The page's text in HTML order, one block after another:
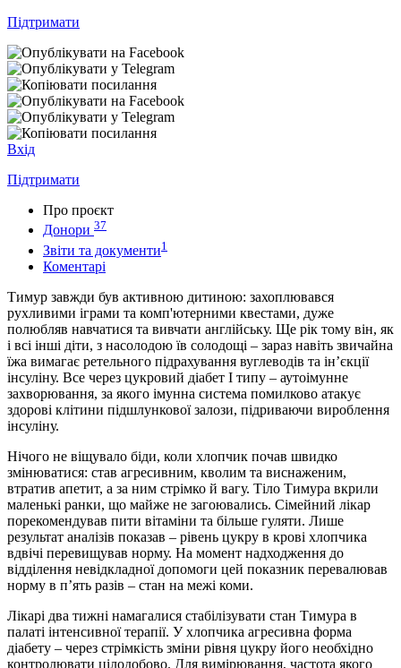
Підтримати
Вхід
Підтримати
Про проєкт
Донори 37
Звіти та документи1
Коментарі
Тимур завжди був активною дитиною: захоплювався
рухливими іграми та комп'ютерними квестами, дуже
полюбляв навчатися та вивчати англійську. Ще рік тому він, як
і всі інші діти, з насолодою їв солодощі – зараз навіть звичайна
їжа вимагає ретельного підрахування вуглеводів та інʼєкції
інсуліну. Все через цукровий діабет І типу – аутоімунне
захворювання, за якого імунна система помилково атакує
здорові клітини підшлункової залози, підриваючи вироблення
інсуліну.
Нічого не віщувало біди, коли хлопчик почав швидко
змінюватися: став агресивним, кволим та виснаженим,
втратив апетит, а за ним стрімко й вагу. Тіло Тимура вкрили
маленькі ранки, що майже не загоювались. Сімейний лікар
порекомендував пити вітаміни та більше гуляти. Лише
результат аналізів показав – рівень цукру в крові хлопчика
вдвічі перевищував норму. На момент надходження до
відділення невідкладної допомоги цей показник перевалював
норму в пʼять разів – стан на межі коми.
Лікарі два тижні намагалися стабілізувати стан Тимура в
палаті інтенсивної терапії. У хлопчика агресивна форма
діабету – через стрімкість зміни рівня цукру його необхідно
контролювати цілодобово. Для вимірювання, частота якого